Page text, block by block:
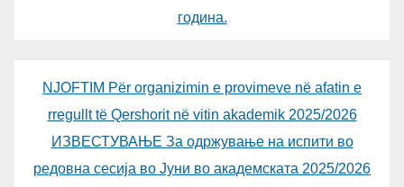
година.
NJOFTIM Për organizimin e provimeve në afatin e
rregullt të Qershorit në vitin akademik 2025/2026
ИЗВЕСТУВАЊЕ За одржување на испити во
редовна сесија во Јуни во академската 2025/2026